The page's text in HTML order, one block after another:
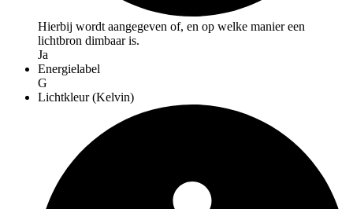
Hierbij wordt aangegeven of, en op welke manier een
lichtbron dimbaar is.
Ja
Energielabel
G
Lichtkleur (Kelvin)